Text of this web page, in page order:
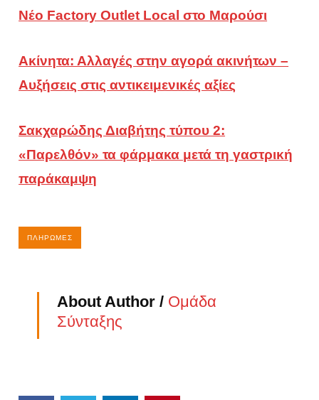
Νέο Factory Outlet Local στο Μαρούσι
Ακίνητα: Αλλαγές στην αγορά ακινήτων –
Αυξήσεις στις αντικειμενικές αξίες
Σακχαρώδης Διαβήτης τύπου 2:
«Παρελθόν» τα φάρμακα μετά τη γαστρική
παράκαμψη
ΠΛΗΡΩΜΈΣ
About Author / Ομάδα
Σύνταξης